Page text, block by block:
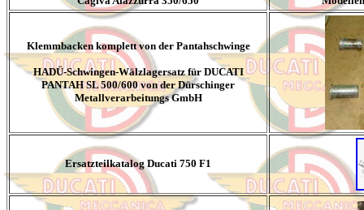
Klemmbacken komplett von der Pantahschwinge
HADÜ-Schwingen-Wälzlagersatz für DUCATI
PANTAH SL 500/600 von der Dürschinger
Metallverarbeitungs GmbH
Ersatzteilkatalog Ducati 750 F1